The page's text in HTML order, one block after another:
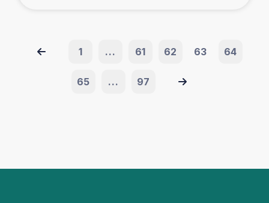
1 ... 61 62 63 64
65 ... 97